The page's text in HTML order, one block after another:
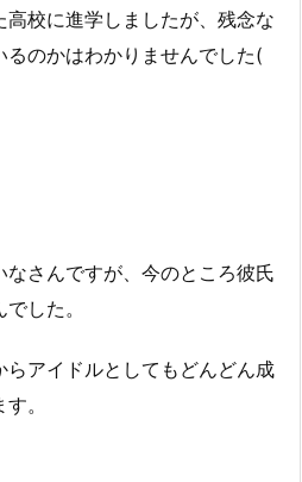
校に進学しましたが、残念な
のかはわかりませんでした(
さんですが、今のところ彼氏
した。
アイドルとしてもどんどん成
。